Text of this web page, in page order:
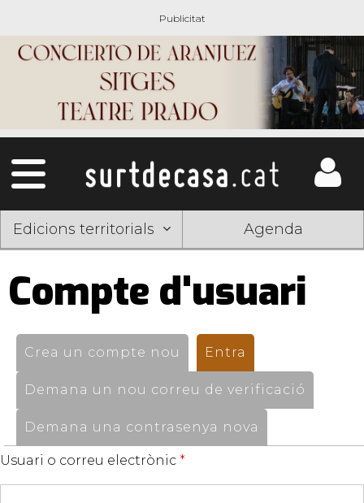
Edicions territorials Agenda
Compte d'usuari
Pestanyes
primàries
Crea un compte nou Entra
Demana un nou correu de verificació
Demana una contrasenya nova
Usuari o correu electrònic *